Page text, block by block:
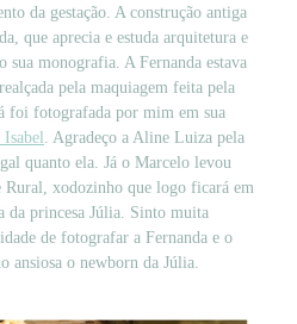
da gestação. A construção antiga
que aprecia e estuda arquitetura e
sua monografia. A Fernanda estava
pela maquiagem feita pela
foi fotografada por mim em sua
. Agradeço a Aline Luiza pela
quanto ela. Já o Marcelo levou
Rural, xodozinho que logo ficará em
da princesa Júlia. Sinto muita
de fotografar a Fernanda e o
ansiosa o newborn da Júlia.